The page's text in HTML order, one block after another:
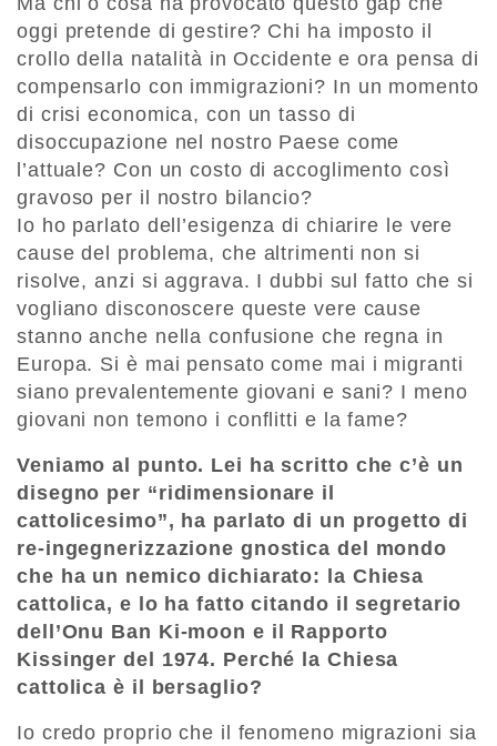
oggi pretende di gestire? Chi ha imposto il
crollo della natalità in Occidente e ora pensa di
compensarlo con immigrazioni? In un momento
di crisi economica, con un tasso di
disoccupazione nel nostro Paese come
l’attuale? Con un costo di accoglimento così
gravoso per il nostro bilancio?
Io ho parlato dell’esigenza di chiarire le vere
cause del problema, che altrimenti non si
risolve, anzi si aggrava. I dubbi sul fatto che si
vogliano disconoscere queste vere cause
stanno anche nella confusione che regna in
Europa. Si è mai pensato come mai i migranti
siano prevalentemente giovani e sani? I meno
giovani non temono i conflitti e la fame?
Veniamo al punto. Lei ha scritto che c’è un
disegno per “ridimensionare il
cattolicesimo”, ha parlato di un progetto di
re-ingegnerizzazione gnostica del mondo
che ha un nemico dichiarato: la Chiesa
cattolica, e lo ha fatto citando il segretario
dell’Onu Ban Ki-moon e il Rapporto
Kissinger del 1974. Perché la Chiesa
cattolica è il bersaglio?
Io credo proprio che il fenomeno migrazioni sia